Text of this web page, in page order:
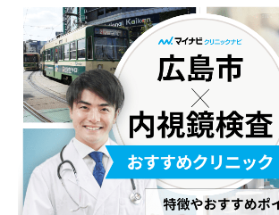
ち
ら
マ
イ
ナ
ビ
リ
ニ
ッ
医
療
関
係
方
は